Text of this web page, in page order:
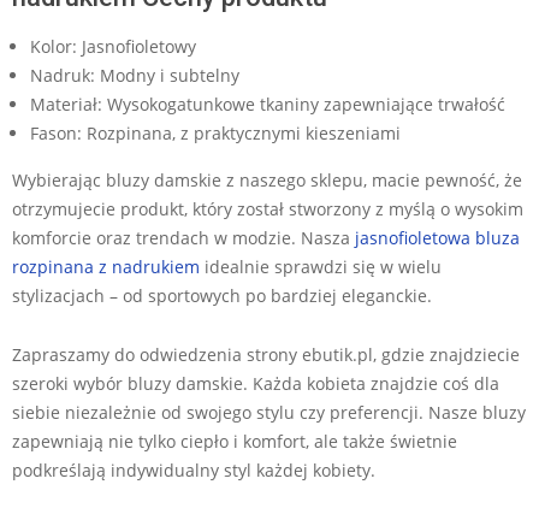
Kolor: Jasnofioletowy
Nadruk: Modny i subtelny
Materiał: Wysokogatunkowe tkaniny zapewniające trwałość
Fason: Rozpinana, z praktycznymi kieszeniami
Wybierając bluzy damskie z naszego sklepu, macie pewność, że
otrzymujecie produkt, który został stworzony z myślą o wysokim
komforcie oraz trendach w modzie. Nasza jasnofioletowa bluza
rozpinana z nadrukiem idealnie sprawdzi się w wielu
stylizacjach – od sportowych po bardziej eleganckie.
Zapraszamy do odwiedzenia strony ebutik.pl, gdzie znajdziecie
szeroki wybór bluzy damskie. Każda kobieta znajdzie coś dla
siebie niezależnie od swojego stylu czy preferencji. Nasze bluzy
zapewniają nie tylko ciepło i komfort, ale także świetnie
podkreślają indywidualny styl każdej kobiety.